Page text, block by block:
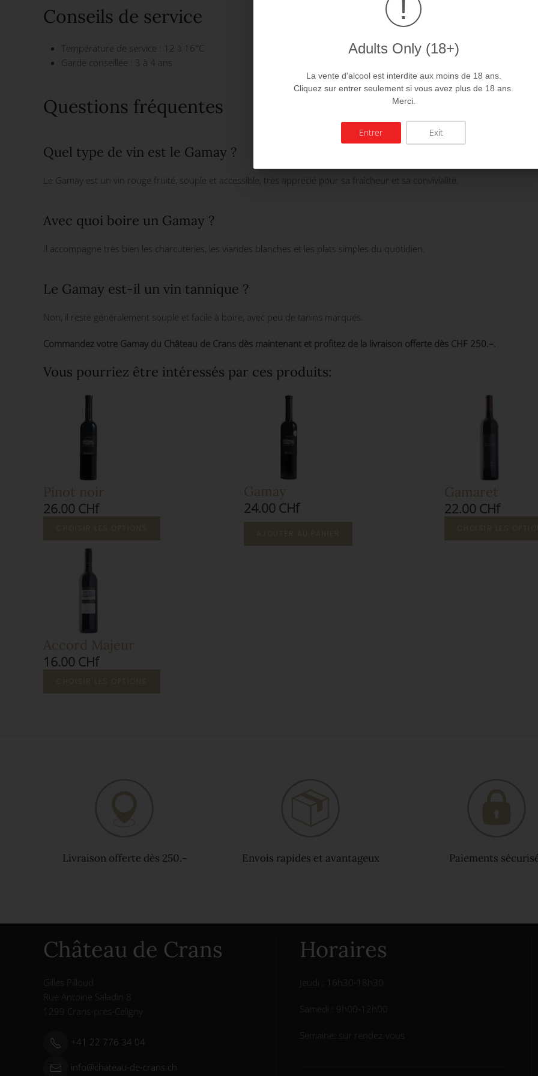
Conseils de service
Température de service : 12 à 16°C
Garde conseillée : 3 à 4 ans
Questions fréquentes
Quel type de vin est le Gamay ?
Le Gamay est un vin rouge fruité, souple et accessible, très apprécié pour sa fraîcheur et sa convivialité.
Avec quoi boire un Gamay ?
Il accompagne très bien les charcuteries, les viandes blanches et les plats simples du quotidien.
Le Gamay est-il un vin tannique ?
Non, il reste généralement souple et facile à boire, avec peu de tanins marqués.
Commandez votre Gamay du Château de Crans dès maintenant et profitez de la livraison offerte dès CHF 250.–.
Vous pourriez être intéressés par ces produits:
Pinot noir
26.00 CHf
Gamay
24.00 CHf
Gamaret
22.00 CHf
Accord Majeur
16.00 CHf
Livraison offerte dès 250.- Envois rapides et avantageux Paiements
Château de Crans
Gilles Pilloud
Rue Antoine Saladin 8
1299 Crans-près-Céligny
+41 22 776 34 04
info@chateau-de-crans.ch
Horaires
Jeudi : 16h30-18h30
Samedi : 9h00-12h00
Semaine: sur rendez-vous
!
Adults Only (18+)
La vente d'alcool est interdite aux moins de 18 ans.
Cliquez sur entrer seulement si vous avez plus de 18 ans.
Merci.
Entrer Exit